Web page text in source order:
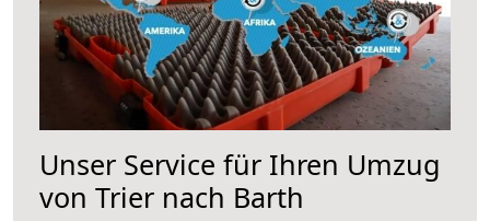
Unser Service für Ihren Umzug
von Trier nach Barth